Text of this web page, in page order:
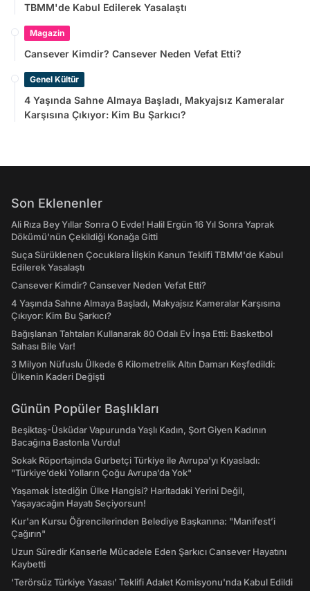
TBMM'de Kabul Edilerek Yasalaştı
Magazin
Cansever Kimdir? Cansever Neden Vefat Etti?
Genel Kültür
4 Yaşında Sahne Almaya Başladı, Makyajsız Kameralar
Karşısına Çıkıyor: Kim Bu Şarkıcı?
Son Eklenenler
Ali Rıza Bey Yıllar Sonra O Evde! Halil Ergün 16 Yıl Sonra Yaprak
Dökümü'nün Çekildiği Konağa Gitti
Suça Sürüklenen Çocuklara İlişkin Kanun Teklifi TBMM'de Kabul
Edilerek Yasalaştı
Cansever Kimdir? Cansever Neden Vefat Etti?
4 Yaşında Sahne Almaya Başladı, Makyajsız Kameralar Karşısına
Çıkıyor: Kim Bu Şarkıcı?
Bağışlanan Tahtaları Kullanarak 80 Odalı Ev İnşa Etti: Basketbol
Sahası Bile Var!
3 Milyon Nüfuslu Ülkede 6 Kilometrelik Altın Damarı Keşfedildi:
Ülkenin Kaderi Değişti
Günün Popüler Başlıkları
Beşiktaş-Üsküdar Vapurunda Yaşlı Kadın, Şort Giyen Kadının
Bacağına Bastonla Vurdu!
Sokak Röportajında Gurbetçi Türkiye ile Avrupa'yı Kıyasladı:
"Türkiye’deki Yolların Çoğu Avrupa’da Yok"
Yaşamak İstediğin Ülke Hangisi? Haritadaki Yerini Değil,
Yaşayacağın Hayatı Seçiyorsun!
Kur'an Kursu Öğrencilerinden Belediye Başkanına: "Manifest’i
Çağırın"
Uzun Süredir Kanserle Mücadele Eden Şarkıcı Cansever Hayatını
Kaybetti
‘Terörsüz Türkiye Yasası’ Teklifi Adalet Komisyonu'nda Kabul Edildi